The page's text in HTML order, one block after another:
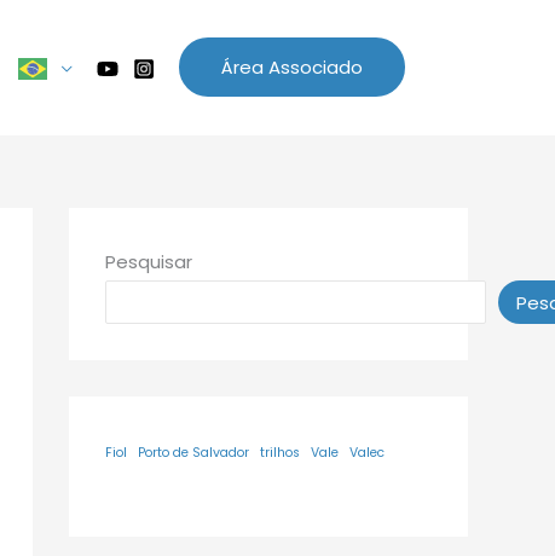
Área Associado
Pesquisar
Fiol Porto de Salvador trilhos Vale Valec